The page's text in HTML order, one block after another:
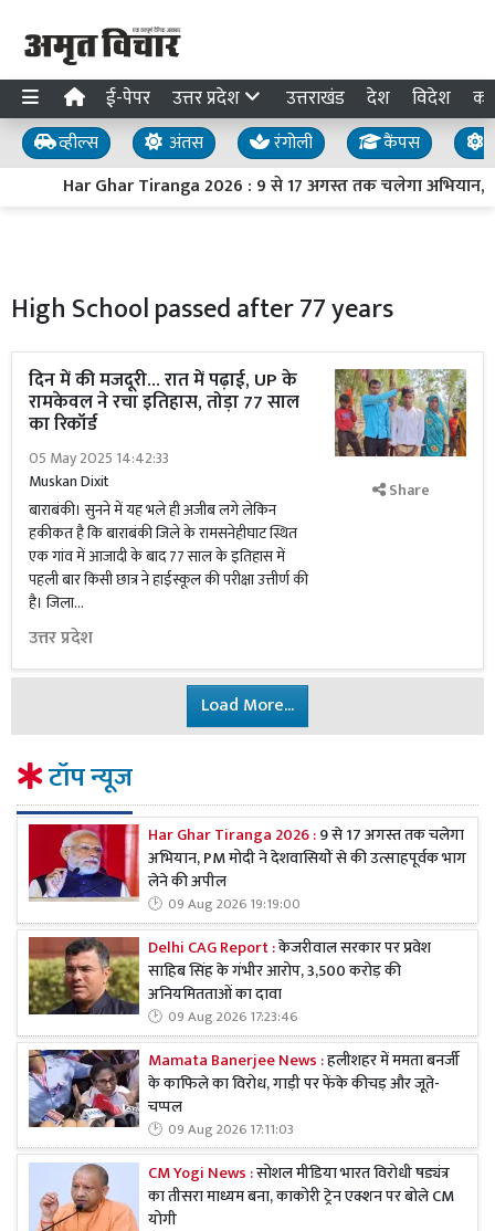
ई-पेपर उत्तर प्रदेश उत्तराखंड देश विदेश
व्हील्स अंतस रंगोली कैंपस
Har Ghar Tiranga 2026 : 9 से 17 अगस्त तक चलेगा अभियान,
High School passed after 77 years
दिन में की मजदूरी... रात में पढ़ाई, UP के
रामकेवल ने रचा इतिहास, तोड़ा 77 साल
का रिकॉर्ड
05 May 2025 14:42:33
Muskan Dixit
बाराबंकी। सुनने में यह भले ही अजीब लगे लेकिन
हकीकत है कि बाराबंकी जिले के रामसनेहीघाट स्थित
एक गांव में आजादी के बाद 77 साल के इतिहास में
पहली बार किसी छात्र ने हाईस्कूल की परीक्षा उत्तीर्ण की
है। जिला...
उत्तर प्रदेश
Share
Load More...
टॉप न्यूज
Har Ghar Tiranga 2026 :9 से 17 अगस्त तक चलेगा
अभियान, PM मोदी ने देशवासियों से की उत्साहपूर्वक भाग
लेने की अपील
09 Aug 2026 19:19:00
Delhi CAG Report :केजरीवाल सरकार पर प्रवेश
साहिब सिंह के गंभीर आरोप, 3,500 करोड़ की
अनियमितताओं का दावा
09 Aug 2026 17:23:46
Mamata Banerjee News :हलीशहर में ममता बनर्जी
के काफिले का विरोध, गाड़ी पर फेंके कीचड़ और जूते-
चप्पल
09 Aug 2026 17:11:03
CM Yogi News :सोशल मीडिया भारत विरोधी षड्यंत्र
का तीसरा माध्यम बना, काकोरी ट्रेन एक्शन पर बोले CM
योगी